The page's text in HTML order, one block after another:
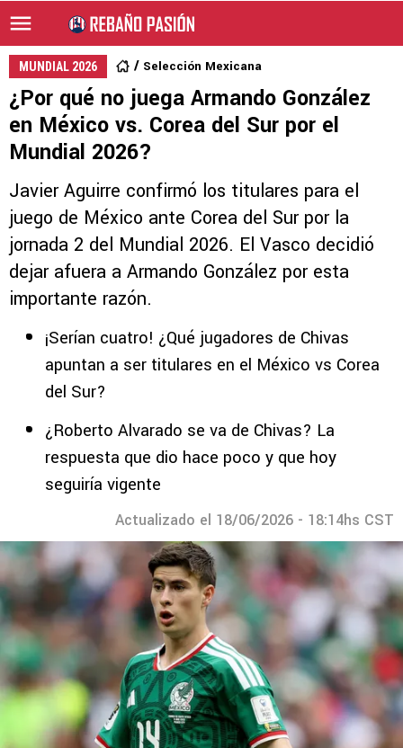
MUNDIAL 2026 Selección Mexicana
¿Por qué no juega Armando González
en México vs. Corea del Sur por el
Mundial 2026?
Javier Aguirre confirmó los titulares para el
juego de México ante Corea del Sur por la
jornada 2 del Mundial 2026. El Vasco decidió
dejar afuera a Armando González por esta
importante razón.
¡Serían cuatro! ¿Qué jugadores de Chivas
apuntan a ser titulares en el México vs Corea
del Sur?
¿Roberto Alvarado se va de Chivas? La
respuesta que dio hace poco y que hoy
seguiría vigente
Actualizado el 18/06/2026 - 18:14hs CST